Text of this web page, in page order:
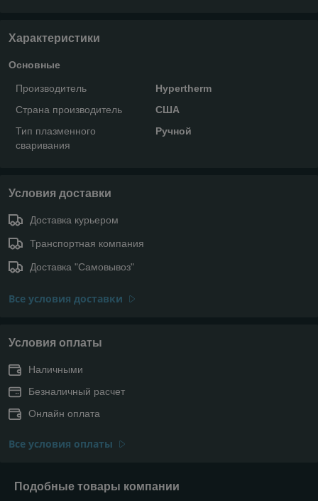
Характеристики
Основные
Производитель
Hypertherm
Страна производитель
США
Тип плазменного
сваривания
Ручной
Условия доставки
Доставка курьером
Транспортная компания
Доставка "Самовывоз"
Все условия доставки
Условия оплаты
Наличными
Безналичный расчет
Онлайн оплата
Все условия оплаты
Подобные товары компании